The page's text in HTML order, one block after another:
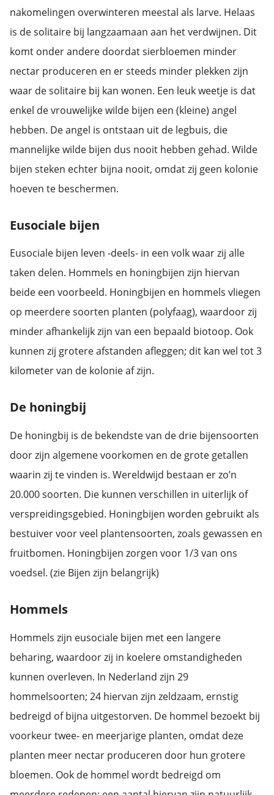
nakomelingen overwinteren meestal als larve. Helaas
is de solitaire bij langzaamaan aan het verdwijnen. Dit
komt onder andere doordat sierbloemen minder
nectar produceren en er steeds minder plekken zijn
waar de solitaire bij kan wonen. Een leuk weetje is dat
enkel de vrouwelijke wilde bijen een (kleine) angel
hebben. De angel is ontstaan uit de legbuis, die
mannelijke wilde bijen dus nooit hebben gehad. Wilde
bijen steken echter bijna nooit, omdat zij geen kolonie
hoeven te beschermen.
Eusociale bijen
Eusociale bijen leven -deels- in een volk waar zij alle
taken delen. Hommels en honingbijen zijn hiervan
beide een voorbeeld. Honingbijen en hommels vliegen
op meerdere soorten planten (polyfaag), waardoor zij
minder afhankelijk zijn van een bepaald biotoop. Ook
kunnen zij grotere afstanden afleggen; dit kan wel tot 3
kilometer van de kolonie af zijn.
De honingbij
De honingbij is de bekendste van de drie bijensoorten
door zijn algemene voorkomen en de grote getallen
waarin zij te vinden is. Wereldwijd bestaan er zo’n
20.000 soorten. Die kunnen verschillen in uiterlijk of
verspreidingsgebied. Honingbijen worden gebruikt als
bestuiver voor veel plantensoorten, zoals gewassen en
fruitbomen. Honingbijen zorgen voor 1/3 van ons
voedsel. (zie Bijen zijn belangrijk)
Hommels
Hommels zijn eusociale bijen met een langere
beharing, waardoor zij in koelere omstandigheden
kunnen overleven. In Nederland zijn 29
hommelsoorten; 24 hiervan zijn zeldzaam, ernstig
bedreigd of bijna uitgestorven. De hommel bezoekt bij
voorkeur twee- en meerjarige planten, omdat deze
planten meer nectar produceren door hun grotere
bloemen. Ook de hommel wordt bedreigd om